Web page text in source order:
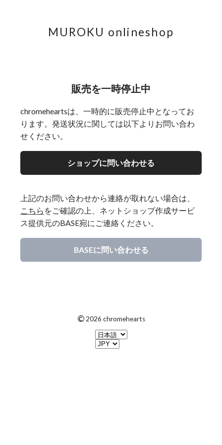
MUROKU onlineshop
販売を一時停止中
chromeheartsは、一時的に販売停止中となってお
ります。発送状況に関しては以下よりお問い合わ
せください。
ショップに問い合わせる
上記のお問い合わせから連絡が取れない場合は、
こちら をご確認の上、ネットショップ作成サービ
ス提供元のBASE宛にご連絡ください。
BASEに問い合わせる
© 2026 chromehearts